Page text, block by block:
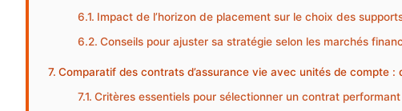
Impact de l’horizon de placement sur le choix des
Conseils pour ajuster sa stratégie selon les marchés
Comparatif des contrats d’assurance vie avec unités de compte :
Critères essentiels pour sélectionner un contrat performant